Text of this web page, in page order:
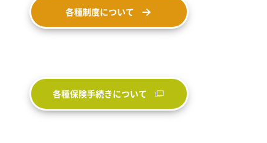
各種制度について
各種保険手続きについて